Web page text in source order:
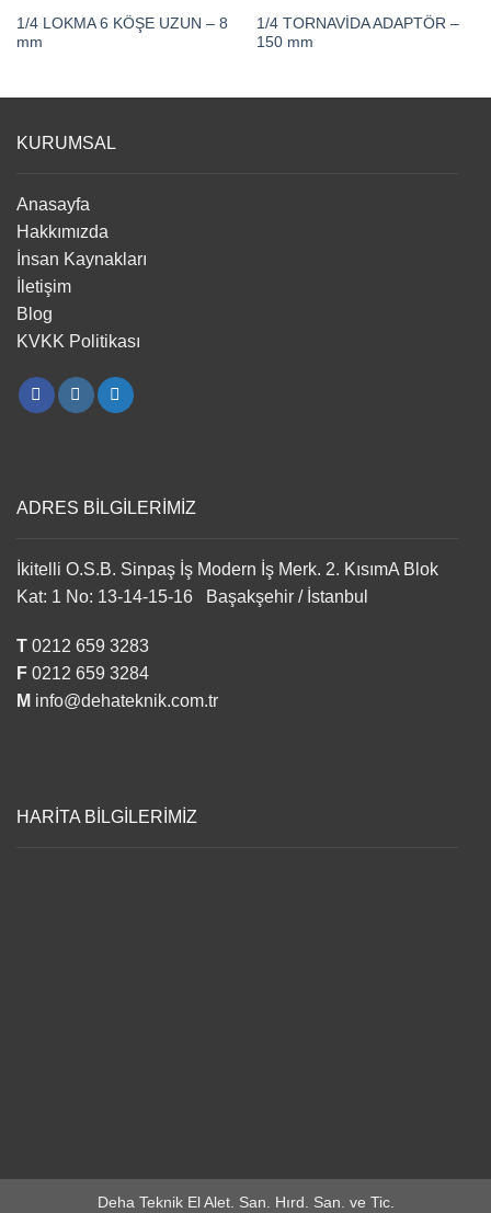
1/4 LOKMA 6 KÖŞE UZUN – 8
mm
1/4 TORNAVİDA ADAPTÖR –
150 mm
KURUMSAL
Anasayfa
Hakkımızda
İnsan Kaynakları
İletişim
Blog
KVKK Politikası
ADRES BİLGİLERİMİZ
İkitelli O.S.B. Sinpaş İş Modern İş Merk. 2. KısımA Blok
Kat: 1 No: 13-14-15-16 Başakşehir / İstanbul
T 0212 659 3283
F 0212 659 3284
M info@dehateknik.com.tr
HARİTA BİLGİLERİMİZ
Deha Teknik El Alet. San. Hırd. San. ve Tic.